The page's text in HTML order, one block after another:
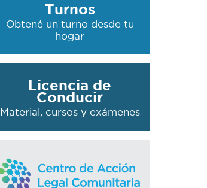
Turnos
Obtené un turno desde tu
hogar
Licencia de
Conducir
Material, cursos y exámenes